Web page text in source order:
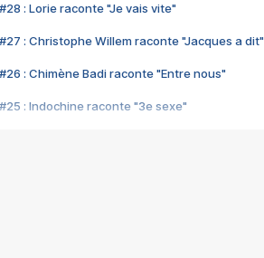
#28 : Lorie raconte "Je vais vite"
#27 : Christophe Willem raconte "Jacques a dit"
#26 : Chimène Badi raconte "Entre nous"
#25 : Indochine raconte "3e sexe"